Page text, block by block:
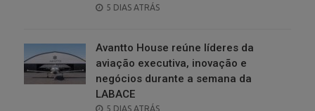
POSTED
5 DIAS ATRÁS
Avantto House reúne líderes da
aviação executiva, inovação e
negócios durante a semana da
LABACE
POSTED
5 DIAS ATRÁS